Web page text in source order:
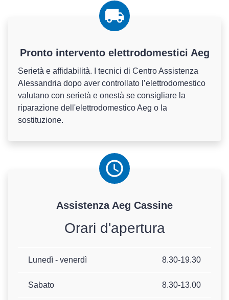
Pronto intervento elettrodomestici Aeg
Serietà e affidabilità. I tecnici di Centro Assistenza
Alessandria dopo aver controllato l’elettrodomestico
valutano con serietà e onestà se consigliare la
riparazione dell'elettrodomestico Aeg o la
sostituzione.
Assistenza Aeg Cassine
Orari d'apertura
Lunedì - venerdì 8.30-19.30
Sabato 8.30-13.00